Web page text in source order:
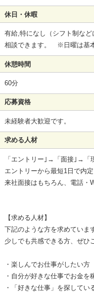
休日・休暇
有給,特になし（シフト制な
相談できます。 ※日曜は基本
休憩時間
60分
応募資格
未経験者大歓迎です。
求める人材
「エントリー｣→「面接｣→
エントリーから最短1日で内定
来社面接はもちろん、電話・
【求める人材】
下記のような方を求めていま
少しでも共感できる方、ぜひ
・楽しんでお仕事がしたい方
・自分が好きな仕事でお金を
・「好きな仕事」を探してい